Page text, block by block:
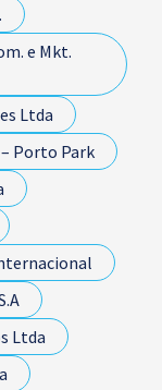
e Mkt.
Ltda
Porto Park
Ltda